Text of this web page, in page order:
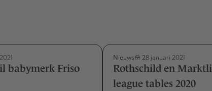
babymerk Friso
Nieuws 28 januari 2021
Rothschild en
league tables 2020